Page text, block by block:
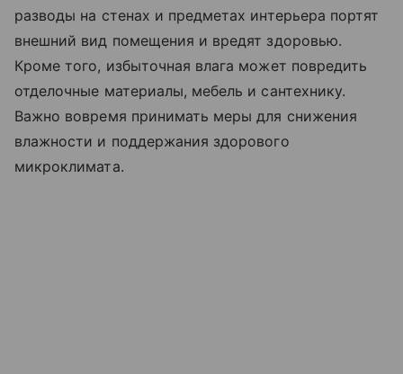
разводы на стенах и предметах интерьера портят
внешний вид помещения и вредят здоровью.
Кроме того, избыточная влага может повредить
отделочные материалы, мебель и сантехнику.
Важно вовремя принимать меры для снижения
влажности и поддержания здорового
микроклимата.